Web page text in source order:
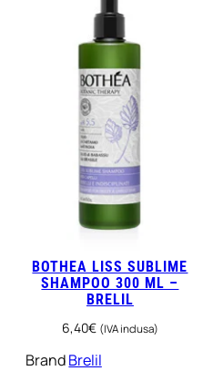
BOTHEA LISS SUBLIME
SHAMPOO 300 ML –
BRELIL
6,40€ (IVA inclusa)
BrandBrelil